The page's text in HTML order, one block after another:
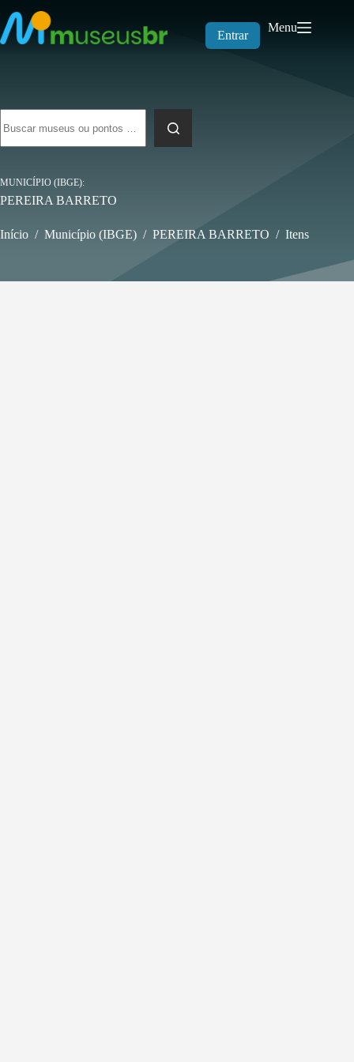
para
o
conteúdo
Entrar
Menu
resultados
MUNICÍPIO (IBGE)
PEREIRA BARRETO
Início / Município (IBGE) / PEREIRA BARRETO / Itens